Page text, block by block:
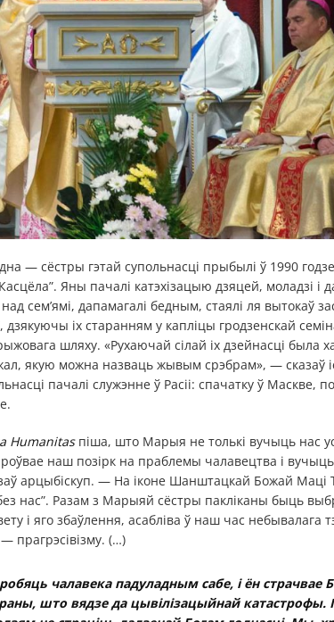
— сёстры гэтай супольнасці прыбылі ў 1990
Яны пачалі катэхізацыю дзяцей, моладзі і
сем’ямі, дапамагалі бедным, стаялі ля вытокаў
іх старанням у капліцы гродзенскай
шляху. «Рухаючай сілай іх дзейнасці была
якую можна назваць жывым срэбрам», — сказаў
пачалі служэнне ў Расіі: спачатку ў Маскве,
Humanitasпіша, што Марыя не толькі вучыць нас
наш позірк на праблемы чалавецтва і вучыць
арцыбіскуп. — На іконе Шанштацкай Божай Маці
без нас”. Разам з Марыяй сёстры пакліканы быць
і яго збаўлення, асабліва ў наш час небывалага
— прагрэсівізму. (…)
чалавека падуладным сабе, і ён страчвае
што вядзе да цывілізацыйнай катастрофы.